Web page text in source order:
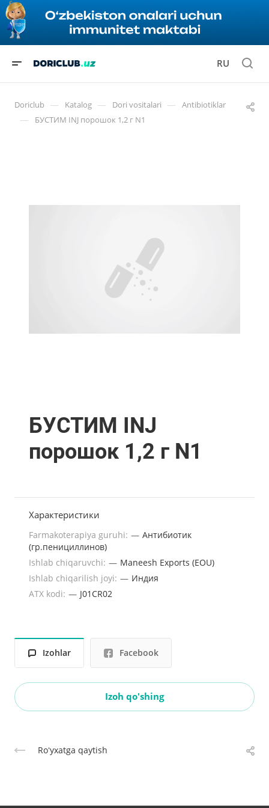
RU
Doriclub — Katalog — Dori vositalari — Antibiotiklar
— БУСТИМ INJ порошок 1,2 г N1
БУСТИМ INJ
порошок 1,2 г N1
Характеристики
Farmakoterapiya guruhi: — Антибиотик
(гр.пенициллинов)
Ishlab chiqaruvchi: — Maneesh Exports (EOU)
Ishlab chiqarilish joyi: — Индия
ATX kodi: — J01CR02
Izohlar Facebook
Izoh qo'shing
Roʻyxatga qaytish